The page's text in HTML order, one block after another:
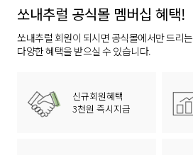
쏘내추럴 공식몰 멤버십 혜택!
쏘내추럴 회원이 되시면 공식몰에서만 드리는
다양한 혜택을 받으실 수 있습니다.
신규회원혜택
3천원 즉시지급